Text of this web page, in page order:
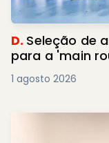
D. Seleção de
para a 'main
1 agosto 2026